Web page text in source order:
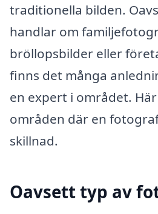
traditionella bilden.
handlar om
bröllopsbilder eller
finns det många
en expert i området.
områden där en
skillnad.
Oavsett typ av